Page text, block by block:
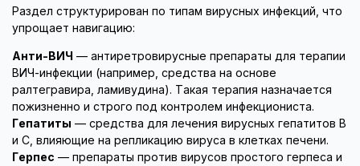
Раздел структурирован по типам вирусных инфекций, что
упрощает навигацию:
Анти-ВИЧ — антиретровирусные препараты для терапии
ВИЧ-инфекции (например, средства на основе
ралтегравира, ламивудина). Такая терапия назначается
пожизненно и строго под контролем инфекциониста.
Гепатиты — средства для лечения вирусных гепатитов B
и C, влияющие на репликацию вируса в клетках печени.
Герпес — препараты против вирусов простого герпеса и